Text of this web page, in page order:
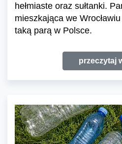
hełmiaste oraz sułtanki.
mieszkająca we
taką parą w Polsce.
przeczytaj